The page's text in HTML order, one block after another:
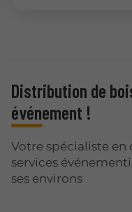
Distribution de
événement !
Votre spécialiste
services
ses environs